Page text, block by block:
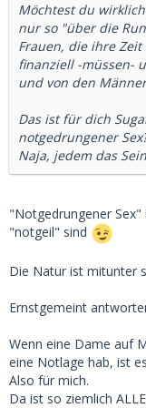
Möchtest du
nur so "über die
Frauen, die ihre
finanziell -müssen-
und von den
Das ist für dich
notgedrungener
Naja, jedem das
"Notgedrungener
"notgeil" sind
Die Natur ist mitunter
Ernstgemeint
Wenn eine Dame auf
eine Notlage hab, ist
Also für mich.
Da ist so ziemlich